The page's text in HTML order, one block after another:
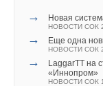
→ Новая
НОВОСТИ СОК
→ Еще одна
НОВОСТИ СОК
→
LaggarTT на
«Иннопром»
НОВОСТИ СОК